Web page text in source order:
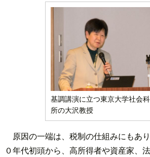
基調講演に立つ東京大学社会
所の大沢教授
原因の一端は、税制の仕組みにもあ
０年代初頭から、高所得者や資産家、